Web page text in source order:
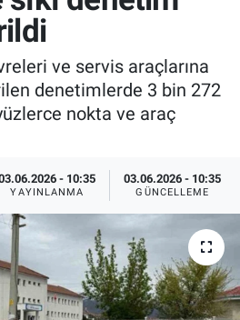
ve servis araçlarına
denetimlerde 3 bin 272
nokta ve araç
- 10:35
YAYINLANMA
03.06.2026 - 10:35
GÜNCELLEME